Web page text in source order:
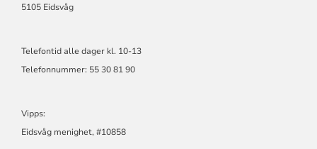
5105 Eidsvåg
Telefontid alle dager kl. 10-13
Telefonnummer: 55 30 81 90
Vipps:
Eidsvåg menighet, #10858